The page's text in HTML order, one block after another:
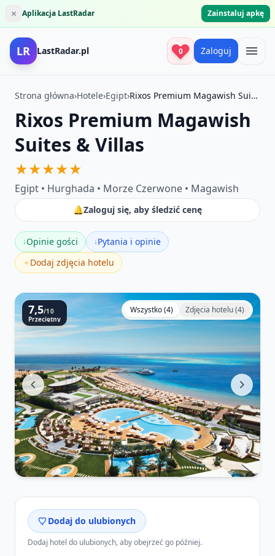
× Aplikacja LastRadar Zainstaluj apkę
LR LastRadar.pl 0 Zaloguj
Strona główna›Hotele›Egipt› Rixos Premium Magawish Suites & Villas
Rixos Premium Magawish
Suites & Villas
★★★★★
Egipt • Hurghada • Morze Czerwone • Magawish
🔔Zaloguj się, aby śledzić cenę
↓Opinie gości ↓Pytania i opinie
＋ Dodaj zdjęcia hotelu
Wszystko (4) Zdjęcia hotelu (4)
7,5/10
Przeciętny
Dodaj do ulubionych
Dodaj hotel do ulubionych, aby obejrzeć go później.